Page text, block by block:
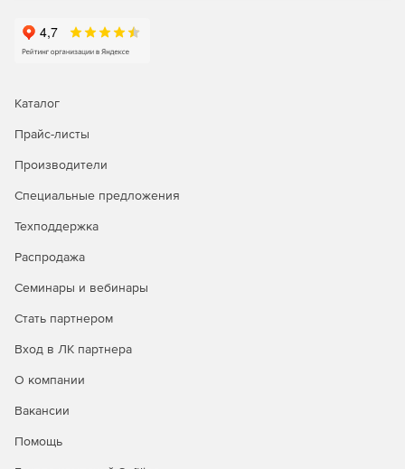
Делегирование службы поддержки на основе ролей
Надо выбрать любую комбинацию задач управления,
и назначить их сотрудникам службы поддержки, HR и
администраторами.
Резервное копирование и аварийное восстановление
восстановление объектов AD, почтовых ящиков
Online, папок OneDrive для бизнеса и т. д.
Восстановление на уровне элементов или атрибутов и
инкрементным резервным копиям.
Каталог
Прайс-листы
Производители
Специальные предложения
Техподдержка
Распродажа
Семинары и вебинары
Стать партнером
Вход в ЛК партнера
О компании
Вакансии
Помощь